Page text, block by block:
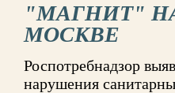
"МАГНИТ"
МОСКВЕ
Роспотребнадзор
нарушения